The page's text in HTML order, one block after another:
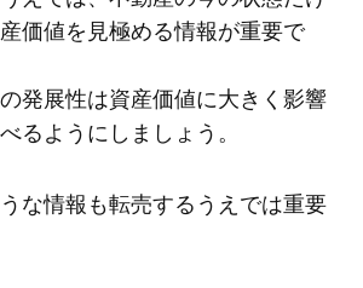
価値を見極める情報が重要で
発展性は資産価値に大きく影響
るようにしましょう。
な情報も転売するうえでは重要